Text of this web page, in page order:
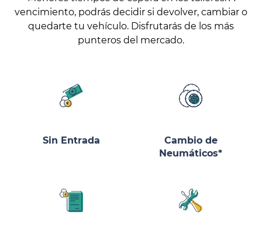
vencimiento, podrás decidir si devolver, cambiar o
quedarte tu vehículo. Disfrutarás de los más
punteros del mercado.
Sin Entrada
Cambio de
Neumáticos*